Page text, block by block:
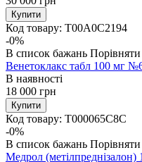
Купити
Код товару: T00A0C2194
-0%
В список бажань
Венетоклакс табл 100 мг
В наявності
18 000 грн
Купити
Код товару: T000065C8C
-0%
В список бажань
Медрол